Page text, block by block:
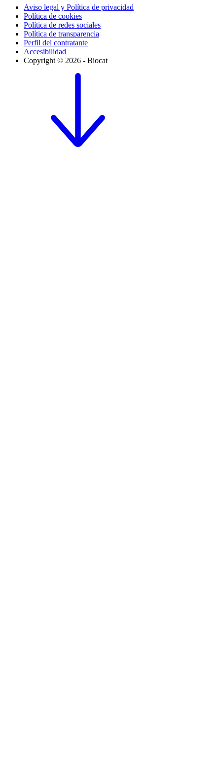
Aviso legal y Política de privacidad
Política de cookies
Política de redes sociales
Política de transparencia
Perfil del contratante
Accesibilidad
Copyright © 2026 - Biocat